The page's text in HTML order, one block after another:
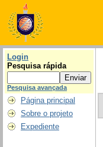
Login
Pesquisa rápida
Pesquisa avançada
Página principal
Sobre o projeto
Expediente